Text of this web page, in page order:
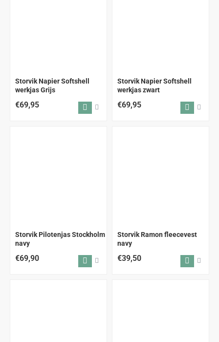
OP = OP
Storvik Napier Softshell
werkjas Grijs
€69,95
Storvik Napier Softshell
werkjas zwart
€69,95
Storvik Pilotenjas Stockholm
navy
€69,90
Storvik Ramon fleecevest
navy
€39,50